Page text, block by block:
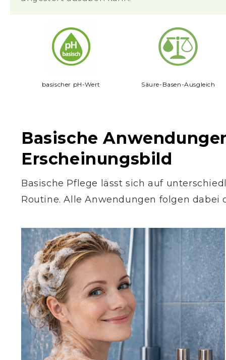
basischer pH-Wert Säure-Basen-Ausgleich
Basische
Erscheinungsbild
Basische Pflege lässt sich auf
Routine. Alle Anwendungen folgen